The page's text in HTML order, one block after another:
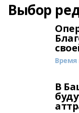
Выбор
Время
В